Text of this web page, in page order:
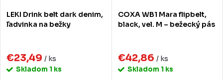
LEKI Drink belt dark denim,
ľadvinka na bežky
€23,49 / ks
Skladom 1 ks
COXA WB1 Mara flipbelt,
black, vel. M – bežecký pás
€42,86 / ks
Skladom 1 ks